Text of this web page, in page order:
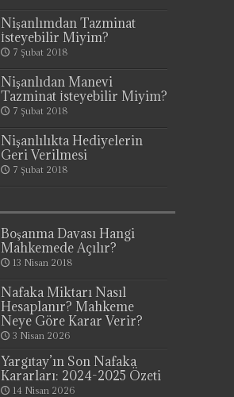
Nişanlımdan Tazminat
İsteyebilir Miyim?
7 Şubat 2018
Nişanlıdan Manevi
Tazminat İsteyebilir Miyim?
7 Şubat 2018
Nişanlılıkta Hediyelerin
Geri Verilmesi
7 Şubat 2018
Boşanma Davası Hangi
Mahkemede Açılır?
13 Nisan 2018
Nafaka Miktarı Nasıl
Hesaplanır? Mahkeme
Neye Göre Karar Verir?
3 Nisan 2026
Yargıtay’ın Son Nafaka
Kararları: 2024-2025 Özeti
14 Nisan 2026